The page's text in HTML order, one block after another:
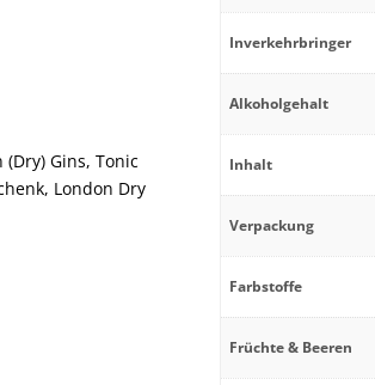
(Dry) Gins,Tonic
, London Dry
Inverkehrbringer
Alkoholgehalt
Inhalt
Verpackung
Farbstoffe
Früchte & Beeren